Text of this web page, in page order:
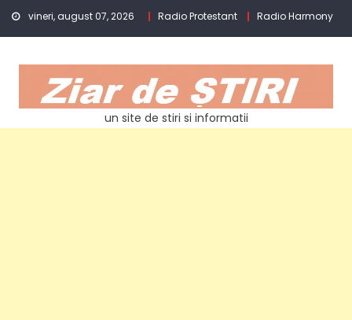
Skip
vineri, august 07, 2026 Radio Protestant Radio Harmony
un site de stiri si informatii